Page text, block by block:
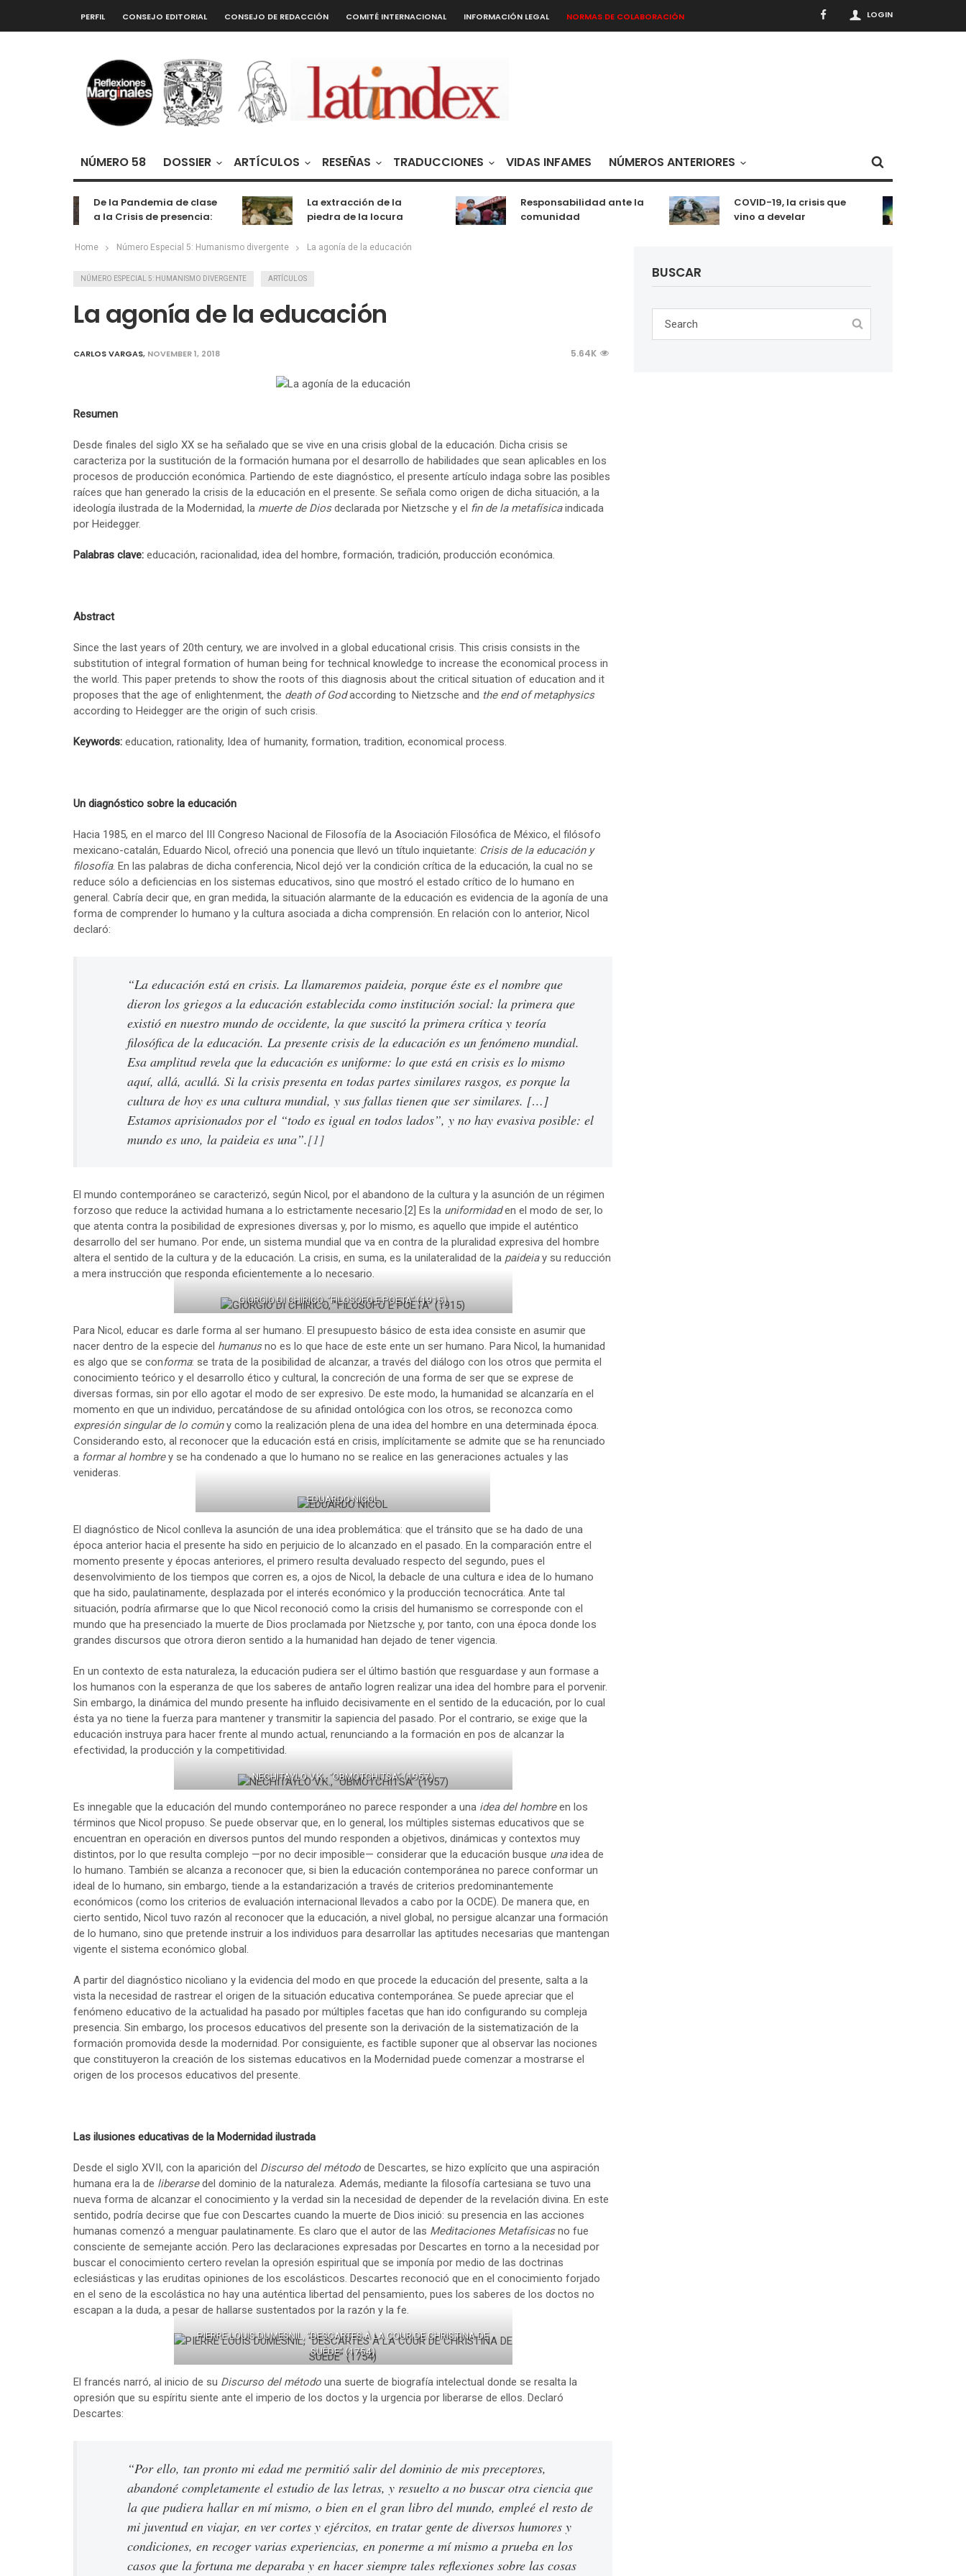
LOGIN
PERFIL CONSEJO EDITORIAL CONSEJO DE REDACCIÓN COMITÉ INTERNACIONAL INFORMACIÓN LEGAL NORMAS DE COLABORACIÓN
NÚMERO 58 DOSSIER ARTÍCULOS RESEÑAS TRADUCCIONES VIDAS INFAMES NÚMEROS ANTERIORES
De la Pandemia de clase
a la Crisis de presencia:
entretenimiento
La extracción de la
piedra de la locura
Responsabilidad ante la
comunidad
COVID-19, la crisis que
vino a develar
Home Número Especial 5: Humanismo divergente La agonía de la educación
NÚMERO ESPECIAL 5: HUMANISMO DIVERGENTE ARTÍCULOS
La agonía de la educación
CARLOS VARGAS, NOVEMBER 1, 2018 5.64K
Resumen
Desde finales del siglo XX se ha señalado que se vive en una crisis global de la educación. Dicha crisis se
caracteriza por la sustitución de la formación humana por el desarrollo de habilidades que sean aplicables en los
procesos de producción económica. Partiendo de este diagnóstico, el presente artículo indaga sobre las posibles
raíces que han generado la crisis de la educación en el presente. Se señala como origen de dicha situación, a la
ideología ilustrada de la Modernidad, la muerte de Diosdeclarada por Nietzsche y el fin de la metafísicaindicada
por Heidegger.
Palabras clave: educación, racionalidad, idea del hombre, formación, tradición, producción económica.
Abstract
Since the last years of 20th century, we are involved in a global educational crisis. This crisis consists in the
substitution of integral formation of human being for technical knowledge to increase the economical process in
the world. This paper pretends to show the roots of this diagnosis about the critical situation of education and it
proposes that the age of enlightenment, the death of Godaccording to Nietzsche and the end of metaphysics
according to Heidegger are the origin of such crisis.
Keywords: education, rationality, Idea of humanity, formation, tradition, economical process.
Un diagnóstico sobre la educación
Hacia 1985, en el marco del III Congreso Nacional de Filosofía de la Asociación Filosófica de México, el filósofo
mexicano-catalán, Eduardo Nicol, ofreció una ponencia que llevó un título inquietante: Crisis de la educación y
filosofía. En las palabras de dicha conferencia, Nicol dejó ver la condición crítica de la educación, la cual no se
reduce sólo a deficiencias en los sistemas educativos, sino que mostró el estado crítico de lo humano en
general. Cabría decir que, en gran medida, la situación alarmante de la educación es evidencia de la agonía de una
forma de comprender lo humano y la cultura asociada a dicha comprensión. En relación con lo anterior, Nicol
declaró:
“La educación está en crisis. La llamaremos paideia, porque éste es el nombre que
dieron los griegos a la educación establecida como institución social: la primera que
existió en nuestro mundo de occidente, la que suscitó la primera crítica y teoría
filosófica de la educación. La presente crisis de la educación es un fenómeno mundial.
Esa amplitud revela que la educación es uniforme: lo que está en crisis es lo mismo
aquí, allá, acullá. Si la crisis presenta en todas partes similares rasgos, es porque la
cultura de hoy es una cultura mundial, y sus fallas tienen que ser similares. […]
Estamos aprisionados por el “todo es igual en todos lados”, y no hay evasiva posible: el
mundo es uno, la paideia es una”.[1]
El mundo contemporáneo se caracterizó, según Nicol, por el abandono de la cultura y la asunción de un régimen
forzoso que reduce la actividad humana a lo estrictamente necesario.[2] Es la uniformidaden el modo de ser, lo
que atenta contra la posibilidad de expresiones diversas y, por lo mismo, es aquello que impide el auténtico
desarrollo del ser humano. Por ende, un sistema mundial que va en contra de la pluralidad expresiva del hombre
altera el sentido de la cultura y de la educación. La crisis, en suma, es la unilateralidad de la paideiay su reducción
a mera instrucción que responda eficientemente a lo necesario.
GIORGIO DI CHIRICO, “FILOSOFO E POETA” (1915)
Para Nicol, educar es darle forma al ser humano. El presupuesto básico de esta idea consiste en asumir que
nacer dentro de la especie del humanusno es lo que hace de este ente un ser humano. Para Nicol, la humanidad
es algo que se conforma: se trata de la posibilidad de alcanzar, a través del diálogo con los otros que permita el
conocimiento teórico y el desarrollo ético y cultural, la concreción de una forma de ser que se exprese de
diversas formas, sin por ello agotar el modo de ser expresivo. De este modo, la humanidad se alcanzaría en el
momento en que un individuo, percatándose de su afinidad ontológica con los otros, se reconozca como
expresión singular de lo comúny como la realización plena de una idea del hombre en una determinada época.
Considerando esto, al reconocer que la educación está en crisis, implícitamente se admite que se ha renunciado
a formar al hombrey se ha condenado a que lo humano no se realice en las generaciones actuales y las
venideras.
EDUARDO NICOL
El diagnóstico de Nicol conlleva la asunción de una idea problemática: que el tránsito que se ha dado de una
época anterior hacia el presente ha sido en perjuicio de lo alcanzado en el pasado. En la comparación entre el
momento presente y épocas anteriores, el primero resulta devaluado respecto del segundo, pues el
desenvolvimiento de los tiempos que corren es, a ojos de Nicol, la debacle de una cultura e idea de lo humano
que ha sido, paulatinamente, desplazada por el interés económico y la producción tecnocrática. Ante tal
situación, podría afirmarse que lo que Nicol reconoció como la crisis del humanismo se corresponde con el
mundo que ha presenciado la muerte de Dios proclamada por Nietzsche y, por tanto, con una época donde los
grandes discursos que otrora dieron sentido a la humanidad han dejado de tener vigencia.
En un contexto de esta naturaleza, la educación pudiera ser el último bastión que resguardase y aun formase a
los humanos con la esperanza de que los saberes de antaño logren realizar una idea del hombre para el porvenir.
Sin embargo, la dinámica del mundo presente ha influido decisivamente en el sentido de la educación, por lo cual
ésta ya no tiene la fuerza para mantener y transmitir la sapiencia del pasado. Por el contrario, se exige que la
educación instruya para hacer frente al mundo actual, renunciando a la formación en pos de alcanzar la
efectividad, la producción y la competitividad.
NECHITAYLO V.K., “OBMOTCHITSA” (1957)
Es innegable que la educación del mundo contemporáneo no parece responder a una idea del hombreen los
términos que Nicol propuso. Se puede observar que, en lo general, los múltiples sistemas educativos que se
encuentran en operación en diversos puntos del mundo responden a objetivos, dinámicas y contextos muy
distintos, por lo que resulta complejo —por no decir imposible— considerar que la educación busque unaidea de
lo humano. También se alcanza a reconocer que, si bien la educación contemporánea no parece conformar un
ideal de lo humano, sin embargo, tiende a la estandarización a través de criterios predominantemente
económicos (como los criterios de evaluación internacional llevados a cabo por la OCDE). De manera que, en
cierto sentido, Nicol tuvo razón al reconocer que la educación, a nivel global, no persigue alcanzar una formación
de lo humano, sino que pretende instruir a los individuos para desarrollar las aptitudes necesarias que mantengan
vigente el sistema económico global.
A partir del diagnóstico nicoliano y la evidencia del modo en que procede la educación del presente, salta a la
vista la necesidad de rastrear el origen de la situación educativa contemporánea. Se puede apreciar que el
fenómeno educativo de la actualidad ha pasado por múltiples facetas que han ido configurando su compleja
presencia. Sin embargo, los procesos educativos del presente son la derivación de la sistematización de la
formación promovida desde la modernidad. Por consiguiente, es factible suponer que al observar las nociones
que constituyeron la creación de los sistemas educativos en la Modernidad puede comenzar a mostrarse el
origen de los procesos educativos del presente.
Las ilusiones educativas de la Modernidad ilustrada
Desde el siglo XVII, con la aparición del Discurso del método de Descartes, se hizo explícito que una aspiración
humana era la de liberarsedel dominio de la naturaleza. Además, mediante la filosofía cartesiana se tuvo una
nueva forma de alcanzar el conocimiento y la verdad sin la necesidad de depender de la revelación divina. En este
sentido, podría decirse que fue con Descartes cuando la muerte de Dios inició: su presencia en las acciones
humanas comenzó a menguar paulatinamente. Es claro que el autor de las Meditaciones Metafísicasno fue
consciente de semejante acción. Pero las declaraciones expresadas por Descartes en torno a la necesidad por
buscar el conocimiento certero revelan la opresión espiritual que se imponía por medio de las doctrinas
eclesiásticas y las eruditas opiniones de los escolásticos. Descartes reconoció que en el conocimiento forjado
en el seno de la escolástica no hay una auténtica libertad del pensamiento, pues los saberes de los doctos no
escapan a la duda, a pesar de hallarse sustentados por la razón y la fe.
PIERRE LOUIS DUMESNIL, “DESCARTES À LA COUR DE CHRISTINA DE
SUÈDE” (1754)
El francés narró, al inicio de su Discurso del método una suerte de biografía intelectual donde se resalta la
opresión que su espíritu siente ante el imperio de los doctos y la urgencia por liberarse de ellos. Declaró
Descartes:
“Por ello, tan pronto mi edad me permitió salir del dominio de mis preceptores,
abandoné completamente el estudio de las letras, y resuelto a no buscar otra ciencia que
la que pudiera hallar en mí mismo, o bien en el gran libro del mundo, empleé el resto de
mi juventud en viajar, en ver cortes y ejércitos, en tratar gente de diversos humores y
condiciones, en recoger varias experiencias, en ponerme a mí mismo a prueba en los
casos que la fortuna me deparaba y en hacer siempre tales reflexiones sobre las cosas
BUSCAR